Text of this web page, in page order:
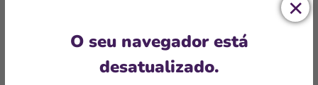
O seu navegador está
desatualizado.